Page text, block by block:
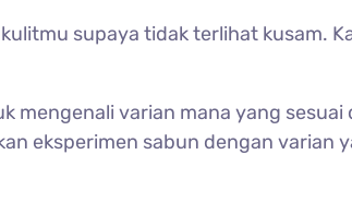
supaya tidak terlihat kusam.
varian mana yang sesuai
eksperimen sabun dengan varian